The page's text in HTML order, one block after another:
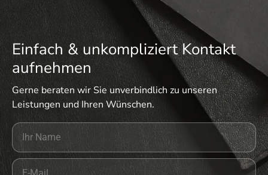
Einfach & unkompliziert Kontakt
aufnehmen
Gerne beraten wir Sie unverbindlich zu unseren
Leistungen und Ihren Wünschen.